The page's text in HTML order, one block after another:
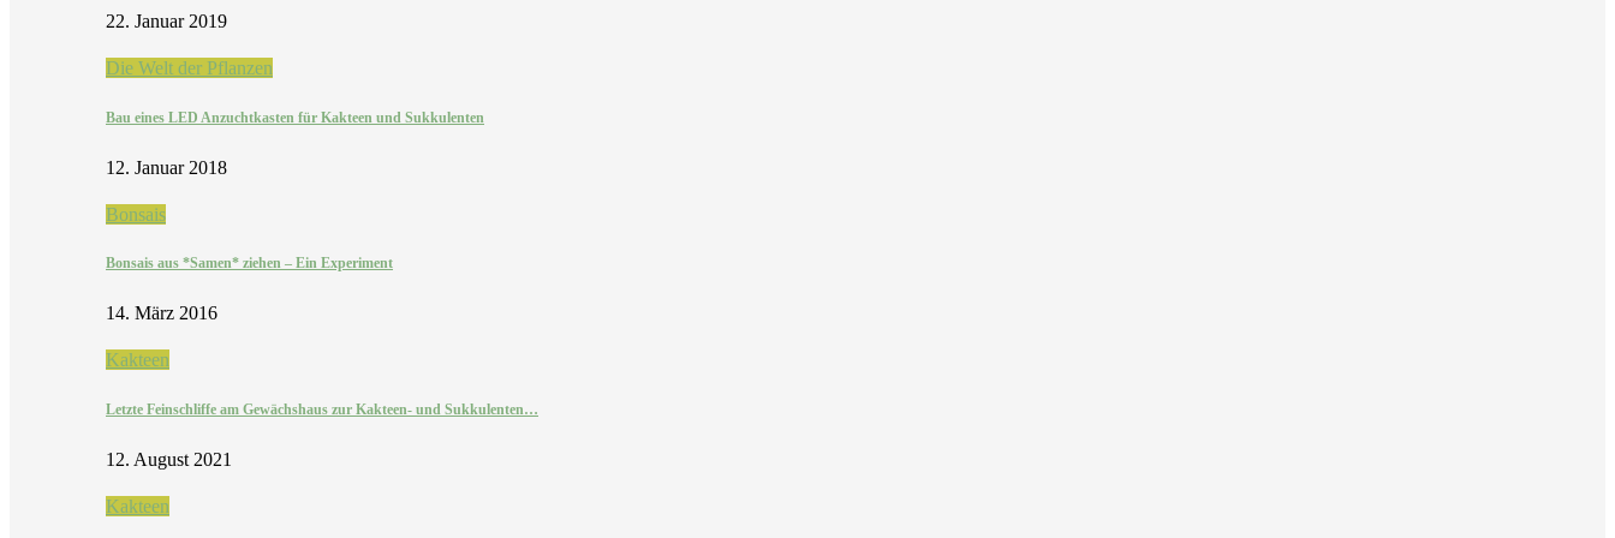
22. Januar 2019
Die Welt der Pflanzen
Bau eines LED Anzuchtkasten für Kakteen und Sukkulenten
12. Januar 2018
Bonsais
Bonsais aus *Samen* ziehen – Ein Experiment
14. März 2016
Kakteen
Letzte Feinschliffe am Gewächshaus zur Kakteen- und Sukkulenten…
12. August 2021
Kakteen